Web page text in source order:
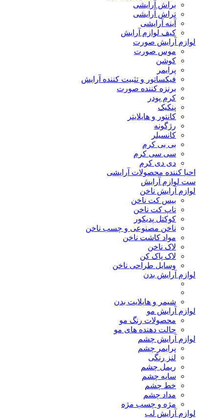
براش آرایشی
تراش آرایشی
آینه آرایشی
کیف لوازم آرایش
لوازم آرایش صورت
موس صورت
کوشن
پرایمر
فیکساتور و تثبیت کننده آرایش
برنزه کننده صورت
کرم پودر
پنکیک
کانتور و هایلایتر
رژگونه
کانسیلر
بی بی کرم
سی سی کرم
دی دی کرم
احیا کننده محصولات آرایشی
ست لوازم آرایش
لوازم آرایش ناخن
بیس کت ناخن
تاپ کت ناخن
کوکتل پدیکور
ناخن مصنوعی و چسب ناخن
مواد کاشت ناخن
لاک ناخن
لاک پاک کن
وسایل طراحی ناخن
لوازم آرایش بدن
شیمر و هایلایت بدن
لوازم آرایش مو
محصولات رنگ مو
حالت دهنده های مو
لوازم آرایش چشم
پرایمر چشم
لنز رنگی
ریمل چشم
سایه چشم
خط چشم
مداد چشم
مژه و چسب مژه
لوازم آرایش لب